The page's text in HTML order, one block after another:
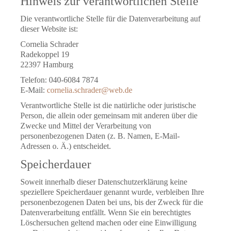
Die verantwortliche Stelle für die Datenverarbeitung auf
dieser Website ist:
Cornelia Schrader
Radekoppel 19
22397 Hamburg
Telefon: 040-6084 7874
E-Mail: cornelia.schrader@web.de
Verantwortliche Stelle ist die natürliche oder juristische
Person, die allein oder gemeinsam mit anderen über die
Zwecke und Mittel der Verarbeitung von
personenbezogenen Daten (z. B. Namen, E-Mail-
Adressen o. Ä.) entscheidet.
Speicherdauer
Soweit innerhalb dieser Datenschutzerklärung keine
speziellere Speicherdauer genannt wurde, verbleiben Ihre
personenbezogenen Daten bei uns, bis der Zweck für die
Datenverarbeitung entfällt. Wenn Sie ein berechtigtes
Löschersuchen geltend machen oder eine Einwilligung